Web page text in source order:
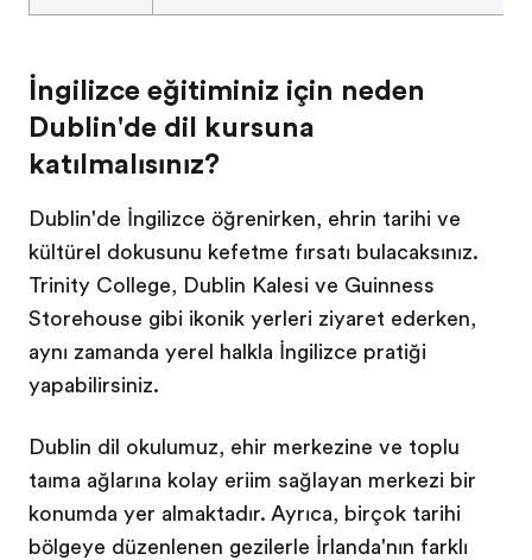
İngilizce eğitiminiz için neden
Dublin'de dil kursuna
katılmalısınız?
Dublin'de İngilizce öğrenirken, şehrin tarihi ve
kültürel dokusunu keşfetme fırsatı bulacaksınız.
Trinity College, Dublin Kalesi ve Guinness
Storehouse gibi ikonik yerleri ziyaret ederken,
aynı zamanda yerel halkla İngilizce pratiği
yapabilirsiniz.
Dublin dil okulumuz, şehir merkezine ve toplu
taşıma ağlarına kolay erişim sağlayan merkezi bir
konumda yer almaktadır. Ayrıca, birçok tarihi
bölgeye düzenlenen gezilerle İrlanda'nın farklı